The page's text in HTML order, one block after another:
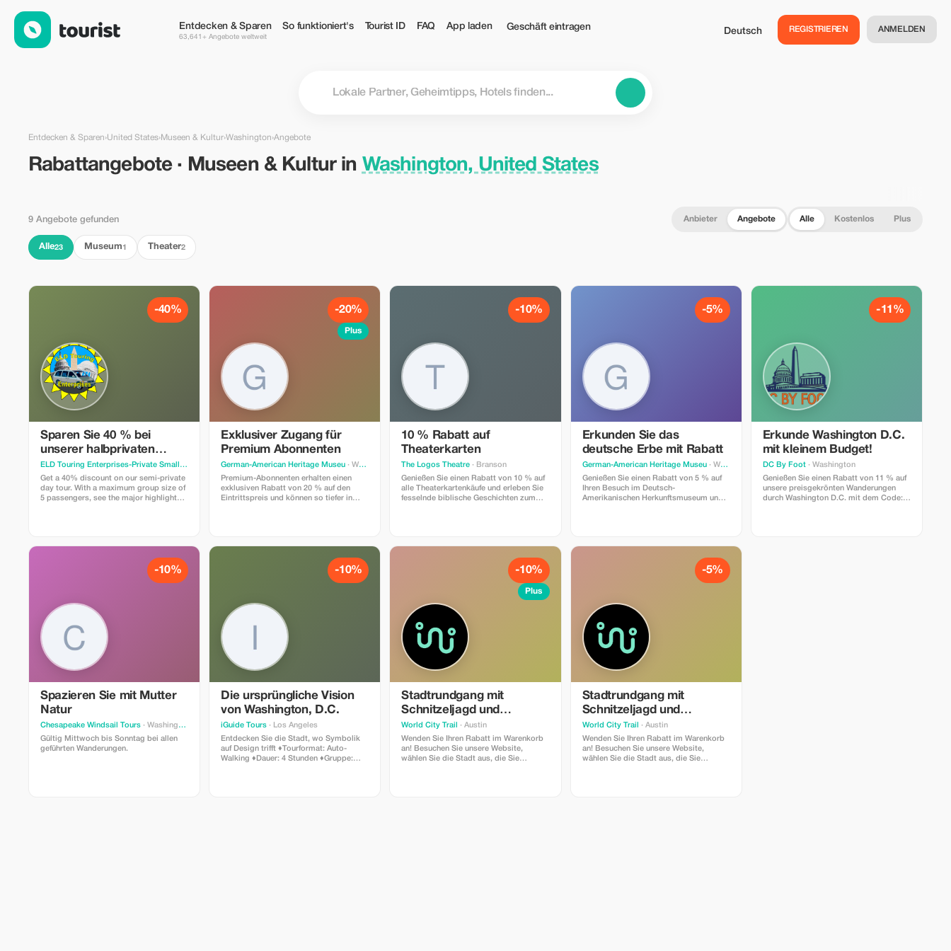
Entdecken & Sparen
63,641+ Angebote weltweit
So funktioniert's Tourist ID FAQ App laden Geschäft eintragen Deutsch REGISTRIEREN ANMELDEN
Entdecken & Sparen›United States›Museen & Kultur›Washington›Angebote
Rabattangebote · Museen & Kultur in Washington, United States
9 Angebote gefunden Anbieter Angebote Alle Kostenlos Plus
Alle23 Museum 1 Theater2
-40%
Sparen Sie 40 % bei
unserer halbprivaten
Tagestour
ELD Touring Enterprises-Private Small Group Tours of Washington, DC
· Washington
Get a 40% discount on our semi-private
day tour. With a maximum group size of
5 passengers, see the major highlights
Capitol Hill (550 C Street SW) and ends
at the Smithsonian's Air and Space
Museum (if tickets are available),
National Museum of the American
-20%
Plus
Exklusiver Zugang für
Premium Abonnenten
German-American Heritage Museu · Washington
Premium-Abonnenten erhalten einen
exklusiven Rabatt von 20 % auf den
Eintrittspreis und können so tiefer in
-10%
10 % Rabatt auf
Theaterkarten
The Logos Theatre · Branson
Genießen Sie einen Rabatt von 10 % auf
alle Theaterkartenkäufe und erleben Sie
fesselnde biblische Geschichten zum
-5%
Erkunden Sie das
deutsche Erbe mit Rabatt
German-American Heritage Museu· Washington
Genießen Sie einen Rabatt von 5 % auf
Ihren Besuch im Deutsch-
Amerikanischen Herkunftsmuseum und
-11%
Erkunde Washington D.C.
mit kleinem Budget!
DC By Foot· Washington
Genießen Sie einen Rabatt von 11 % auf
unsere preisgekrönten Wanderungen
durch Washington D.C. mit dem Code:
-10%
Spazieren Sie mit Mutter
Natur
Chesapeake Windsail Tours · Washington
Gültig Mittwoch bis Sonntag bei allen
geführten Wanderungen.
-10%
Die ursprüngliche Vision
von Washington, D.C.
iGuide Tours · Los Angeles
Entdecken Sie die Stadt, wo Symbolik
auf Design trifft ♦️Tourformat: Auto-
Walking ♦️Dauer: 4 Stunden ♦️Gruppe:
-10%
Plus
Stadtrundgang mit
Schnitzeljagd und
selbstgeführter Audiotour
World City Trail
· Austin
Wenden Sie Ihren Rabatt im Warenkorb
an! Besuchen Sie unsere Website,
wählen Sie die Stadt aus, die Sie
-5%
Stadtrundgang mit
Schnitzeljagd und
selbstgeführter Audiotour
World City Trail
· Austin
Wenden Sie Ihren Rabatt im Warenkorb
an! Besuchen Sie unsere Website,
wählen Sie die Stadt aus, die Sie